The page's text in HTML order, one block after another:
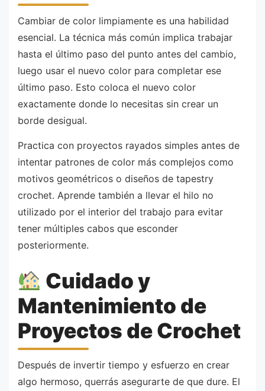
Cambiar de color limpiamente es una habilidad
esencial. La técnica más común implica trabajar
hasta el último paso del punto antes del cambio,
luego usar el nuevo color para completar ese
último paso. Esto coloca el nuevo color
exactamente donde lo necesitas sin crear un
borde desigual.
Practica con proyectos rayados simples antes de
intentar patrones de color más complejos como
motivos geométricos o diseños de tapestry
crochet. Aprende también a llevar el hilo no
utilizado por el interior del trabajo para evitar
tener múltiples cabos que esconder
posteriormente.
Cuidado y
Mantenimiento de
Proyectos de Crochet
Después de invertir tiempo y esfuerzo en crear
algo hermoso, querrás asegurarte de que dure. El